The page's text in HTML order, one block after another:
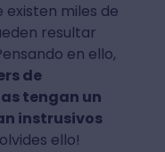
existen miles de
resultar
en ello,
de
tengan un
instrusivos
ello!